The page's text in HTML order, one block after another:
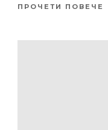
ПРОЧЕТИ ПОВЕЧЕ